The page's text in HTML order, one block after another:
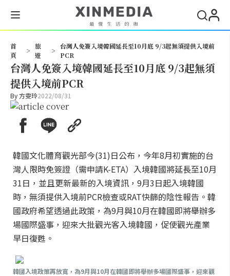
首
頁
>
旅
遊
>
台灣人免簽入境韓國延長至10月底 9/3起無須提供入境前
PCR
台灣人免簽入境韓國延長至10月底 9/3起無須
提供入境前PCR
By方雯玲2022/08/31
韓國文化體育觀光部今(31)日公布，今年8月初實施的台
灣人限時免簽證（需申請K-ETA）入境韓國將延長至10月
31日，並且更新最新的入境資訊，9月3日起入境韓國
時，無須提供入境前PCR檢查或RAT快篩的陰性報告。韓
國政府希望透過此政策，為9月與10月在韓國即將舉辦多
場國際盛事，迎來大批觀光客入境韓國，促使觀光產業
早日復甦。
韓國入境政策再放寬，為9月與10月在韓國即將舉辦多場國際盛事，迎來觀